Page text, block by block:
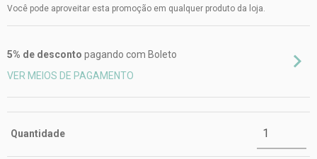
Você pode aproveitar esta promoção em qualquer produto da loja.
5% de desconto pagando com Boleto
VER MEIOS DE PAGAMENTO
Quantidade